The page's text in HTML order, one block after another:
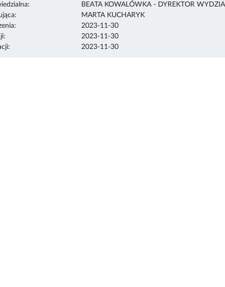
BEATA KOWALÓWKA - DYREKTOR
MARTA KUCHARYK
2023-11-30
2023-11-30
2023-11-30